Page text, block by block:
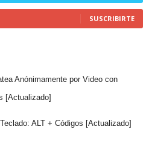
SUSCRIBIRTE
Anónimamente por Video con
[Actualizado]
ALT + Códigos [Actualizado]